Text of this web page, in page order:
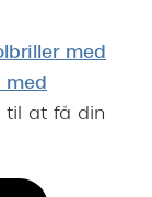
med
med
til at få din